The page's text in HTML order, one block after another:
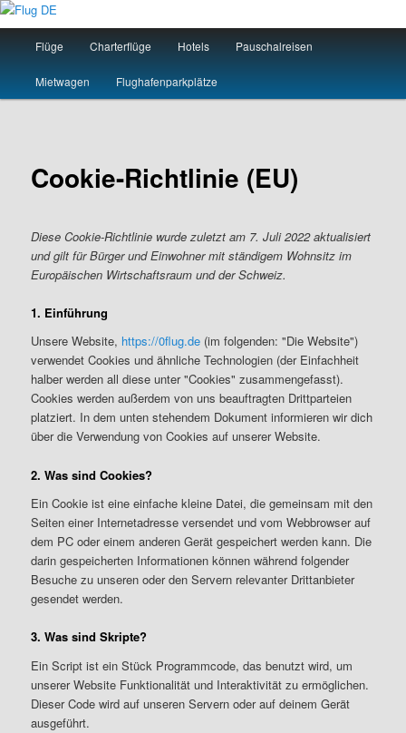
Zum
primären
Flug DE
Flüge Charterflüge Hotels Pauschalreisen
Mietwagen Flughafenparkplätze
Cookie-Richtlinie (EU)
Diese Cookie-Richtlinie wurde zuletzt am 7. Juli 2022 aktualisiert
und gilt für Bürger und Einwohner mit ständigem Wohnsitz im
Europäischen Wirtschaftsraum und der Schweiz.
1. Einführung
Unsere Website, https://0flug.de (im folgenden: "Die Website")
verwendet Cookies und ähnliche Technologien (der Einfachheit
halber werden all diese unter "Cookies" zusammengefasst).
Cookies werden außerdem von uns beauftragten Drittparteien
platziert. In dem unten stehendem Dokument informieren wir dich
über die Verwendung von Cookies auf unserer Website.
2. Was sind Cookies?
Ein Cookie ist eine einfache kleine Datei, die gemeinsam mit den
Seiten einer Internetadresse versendet und vom Webbrowser auf
dem PC oder einem anderen Gerät gespeichert werden kann. Die
darin gespeicherten Informationen können während folgender
Besuche zu unseren oder den Servern relevanter Drittanbieter
gesendet werden.
3. Was sind Skripte?
Ein Script ist ein Stück Programmcode, das benutzt wird, um
unserer Website Funktionalität und Interaktivität zu ermöglichen.
Dieser Code wird auf unseren Servern oder auf deinem Gerät
ausgeführt.